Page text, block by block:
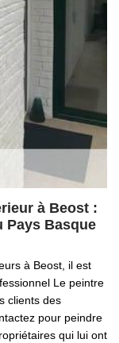
à Beost :
Pays Basque
à Beost, il est
Le peintre
clients des
pour peindre
qui lui ont